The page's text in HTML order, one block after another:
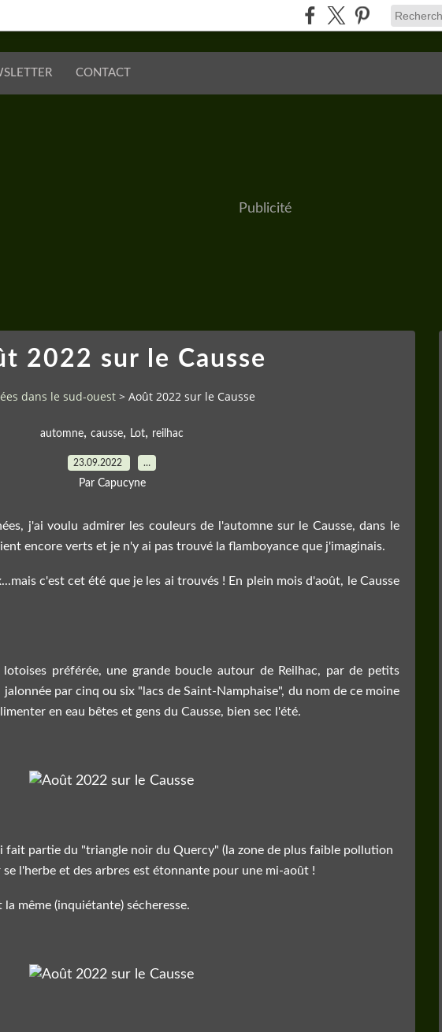
CONTACT
Publicité
2022 sur le Causse
dans le sud-ouest > Août 2022 sur le Causse
automne, causse, Lot, reilhac
23.09.2022 …
Par Capucyne
j'ai voulu admirer les couleurs de l'automne sur le Causse, dans le
encore verts et je n'y ai pas trouvé la flamboyance que j'imaginais.
c'est cet été que je les ai trouvés ! En plein mois d'août, le Causse
lotoises préférée, une grande boucle autour de Reilhac, par de petits
par cinq ou six "lacs de Saint-Namphaise", du nom de ce moine
en eau bêtes et gens du Causse, bien sec l'été.
fait partie du "triangle noir du Quercy" (la zone de plus faible pollution
se l'herbe et des arbres est étonnante pour une mi-août !
même (inquiétante) sécheresse.